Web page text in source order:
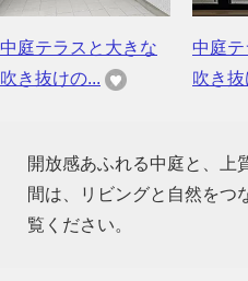
中庭テラスと大きな
吹き抜けの...
中庭
吹き抜
開放感あふれる中庭と、上
間は、リビングと自然をつ
覧ください。